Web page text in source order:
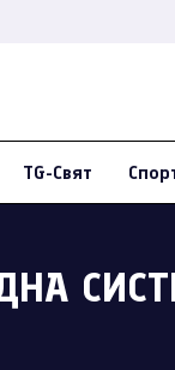
TG-Свят